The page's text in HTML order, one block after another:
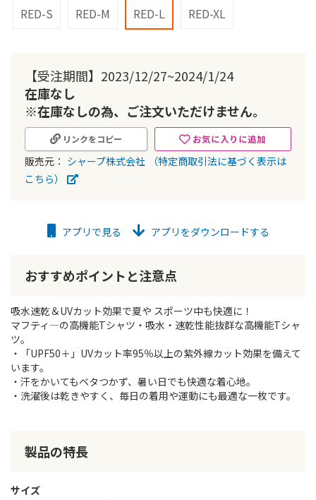
RED-S RED-M RED-L RED-XL
【受注期間】2023/12/27~2024/1/24
在庫なし
※在庫なしの為、ご注文いただけません。
お気に入りに追加
リンクをコピー
販売元： シャープ株式会社
（特定商取引法に基づく表示は
こちら）
移
アプリで見る アプリをダウンロードする
おすすめポイントと注意点
吸水速乾＆UVカット効果で夏や スポーツ中も快適に！
マフティ―の高機能Tシャツ・吸水・速乾性能抜群な高機能Tシャ
ツ。
・「UPF50＋」UVカット率95％以上の紫外線カット効果を備えて
います。
・汗をかいてもベタつかず、暑い日でも快適な着心地。
・洗濯後は乾きやすく、毎日の着用や運動にも最適な一枚です。
製品の特長
サイズ